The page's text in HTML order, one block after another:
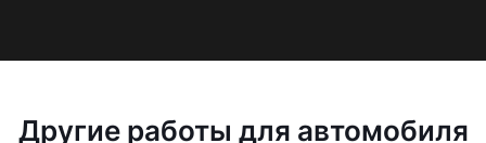
Другие работы для автомобиля